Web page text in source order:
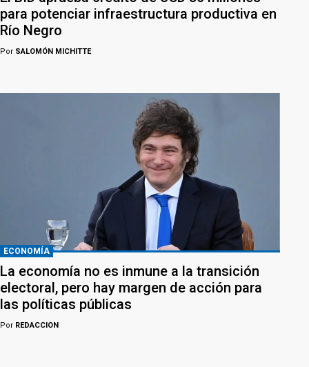
para potenciar infraestructura productiva en
Río Negro
Por SALOMÓN MICHITTE
ECONOMÍA
La economía no es inmune a la transición
electoral, pero hay margen de acción para
las políticas públicas
Por REDACCION